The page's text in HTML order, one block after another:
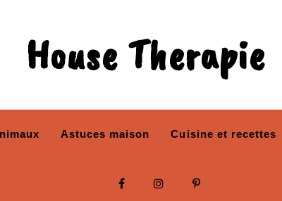
House Therapie
Astuces maison Cuisine et recettes